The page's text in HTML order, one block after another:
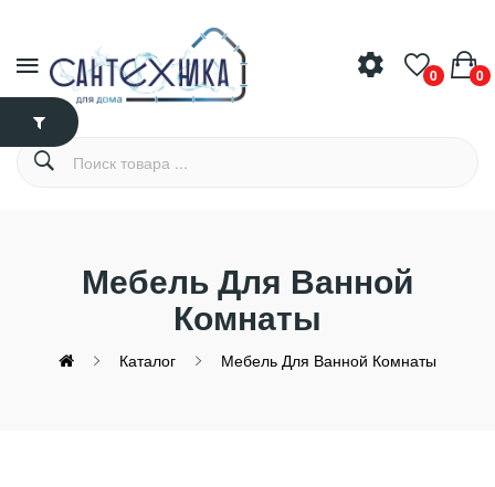
0 0
Мебель Для Ванной
Комнаты
Каталог Мебель Для Ванной Комнаты